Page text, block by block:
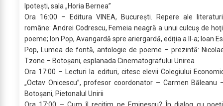
Ipotești, sala „Horia Bernea”
Ora 16:00 – Editura VINEA, București. Repere ale
române: Andrei Codrescu, Femeia neagră a unui culcuş de
poeme; Ion Pop, Avangardă spre ariergardă, ediția a II-a; Ioan
Pop, Lumea de fontă, antologie de poeme – prezintă:
Tzone – Botoșani, esplanada Cinematografului Unirea
Ora 17:00 – Lecturi la edituri, citesc elevii Colegiului
„Octav Onicescu”, profesor coordonator – Carmen Băleanu
Botoșani, Pietonalul Unirii
Ora 17:00 – Cum îl recitim pe Eminescu? În dialog cu